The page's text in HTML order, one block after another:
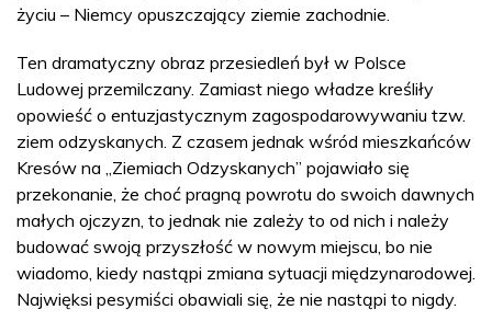
życiu – Niemcy opuszczający ziemie zachodnie.
Ten dramatyczny obraz przesiedleń był w Polsce
Ludowej przemilczany. Zamiast niego władze kreśliły
opowieść o entuzjastycznym zagospodarowywaniu tzw.
ziem odzyskanych. Z czasem jednak wśród mieszkańców
Kresów na „Ziemiach Odzyskanych” pojawiało się
przekonanie, że choć pragną powrotu do swoich dawnych
małych ojczyzn, to jednak nie zależy to od nich i należy
budować swoją przyszłość w nowym miejscu, bo nie
wiadomo, kiedy nastąpi zmiana sytuacji międzynarodowej.
Najwięksi pesymiści obawiali się, że nie nastąpi to nigdy.